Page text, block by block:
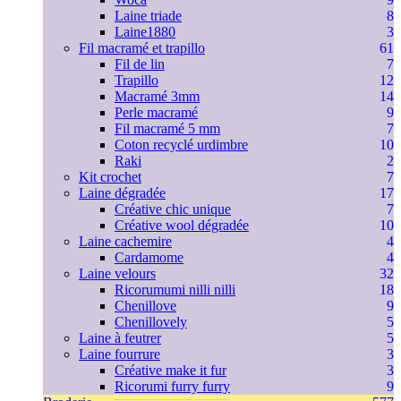
Laine triade
8
Laine1880
3
Fil macramé et trapillo
61
Fil de lin
7
Trapillo
12
Macramé 3mm
14
Perle macramé
9
Fil macramé 5 mm
7
Coton recyclé urdimbre
10
Raki
2
Kit crochet
7
Laine dégradée
17
Créative chic unique
7
Créative wool dégradée
10
Laine cachemire
4
Cardamome
4
Laine velours
32
Ricorumumi nilli nilli
18
Chenillove
9
Chenillovely
5
Laine à feutrer
5
Laine fourrure
3
Créative make it fur
3
Ricorumi furry furry
9